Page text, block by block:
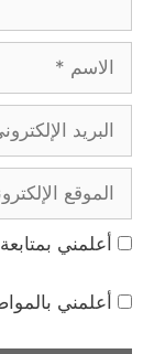
الإلكتروني
الإلكتروني
أعلمني
أعلمني